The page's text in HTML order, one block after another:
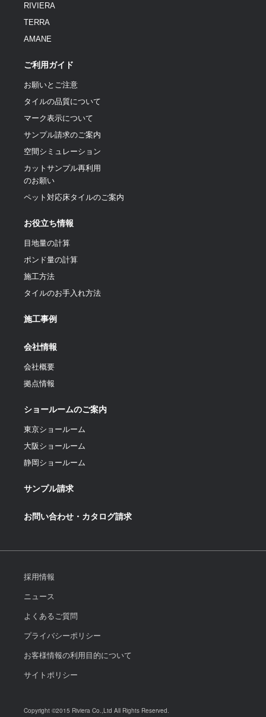
RIVIERA
TERRA
AMANE
ご利用ガイド
お願いとご注意
タイルの品質について
マーク表示について
サンプル請求のご案内
空間シミュレーション
カットサンプル再利用
のお願い
ペット対応床タイルのご案内
お役立ち情報
目地量の計算
ポンド量の計算
施工方法
タイルのお手入れ方法
施工事例
会社情報
会社概要
拠点情報
ショールームのご案内
東京ショールーム
大阪ショールーム
静岡ショールーム
サンプル請求
お問い合わせ・カタログ請求
採用情報
ニュース
よくあるご質問
プライバシーポリシー
お客様情報の利用目的について
サイトポリシー
Copyright ©2015 Riviera Co.,Ltd All Rights Reserved.